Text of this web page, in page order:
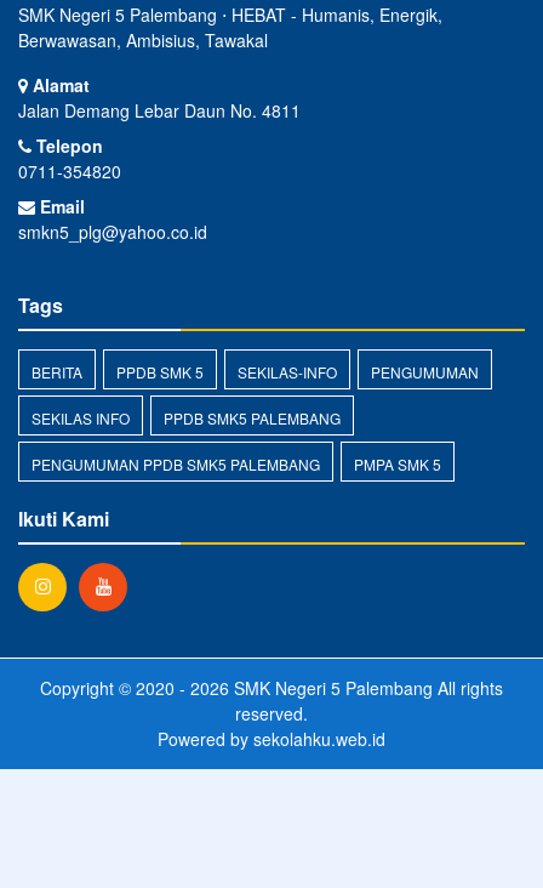
SMK Negeri 5 Palembang ⋅ HEBAT - Humanis, Energik,
Berwawasan, Ambisius, Tawakal
Alamat
Jalan Demang Lebar Daun No. 4811
Telepon
0711-354820
Email
smkn5_plg@yahoo.co.id
Tags
BERITA PPDB SMK 5 SEKILAS-INFO PENGUMUMAN
SEKILAS INFO PPDB SMK5 PALEMBANG
PENGUMUMAN PPDB SMK5 PALEMBANG PMPA SMK 5
Ikuti Kami
Copyright © 2020 - 2026 SMK Negeri 5 Palembang All rights
reserved.
Powered by sekolahku.web.id